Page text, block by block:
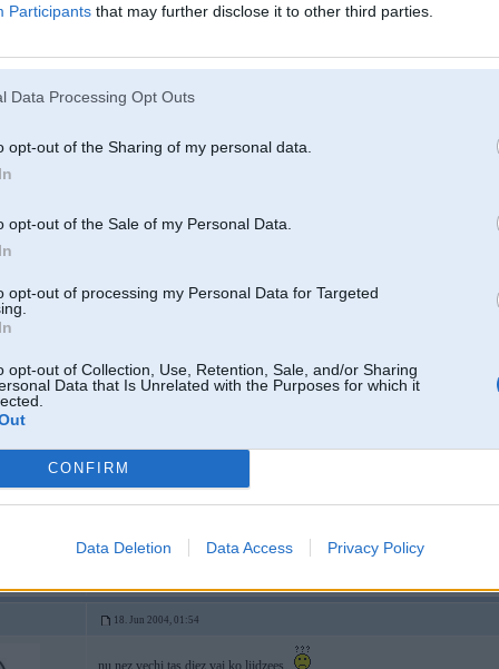
Participants that may further disclose it to other third parties.
Data Processing Opt Outs
opt-out of the Sharing of my personal data.
opt-out of the Sale of my Personal Data.
opt-out of processing my Personal Data for Targeted
opt-out of Collection, Use, Retention, Sale, and/or Sharing
Data that Is Unrelated with the Purposes for which it
CONFIRM
Data Deletion Data Access Privacy Policy
nez...ta
nez...ta
18. Jun 2004, 01:54
nu nez vechi tas diez vai ko liidzees...